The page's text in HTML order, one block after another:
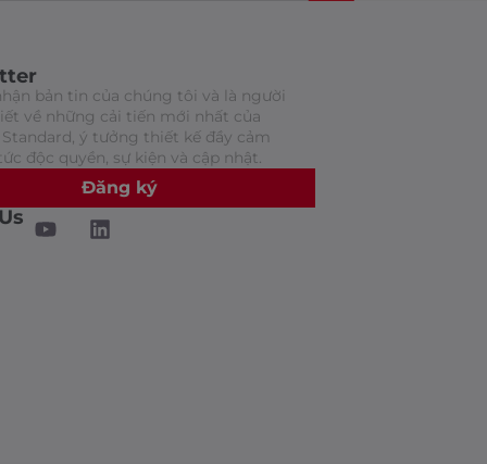
bản tin của chúng tôi và là người
về những cải tiến mới nhất của
ý tưởng thiết kế đầy cảm
độc quyền, sự kiện và cập nhật.
Đăng ký